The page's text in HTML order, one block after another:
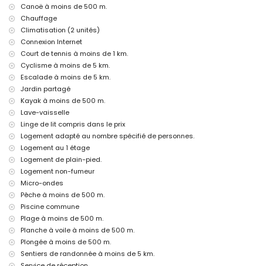
Installations et services inclus dans le prix de location de
l'appartement
internet (WiFi)
fer et planche à repasser
linge de lit et serviettes
service de réception et service d'urgence 24h/24
chauffage par air et climatisation
Installations et services à supplément
service d'aéroport
lit supplémentaire et lit bébé/lit enfant (sur demande)
Divertissements et activités de loisirs pour vos vacances à Javea,
Costa Blanca
boîte de nuit et bar (à moins de 500 mètres de la maison)
promenade (El Arenal) (à moins de 1000 mètres de la maison)
Sites et culture à Javea, Costa Blanca
église (Virgen del Loreto) (à moins de 1000 mètres de
l'hébergement)
musée (Historico de Javea), monument (Pueblo de Javea),
bâtiment architectural (Historico de Javea) et lieu historique
(Pueblo de Javea) (à moins de 5 kilomètres de l'hébergement)
ruine (Molinos del Viento et Javea) (à moins de 10 kilomètres de
Canoë à moins de 500 m.
Chauffage
Climatisation (2 unités)
Connexion Internet
Court de tennis à moins de 1 km.
Cyclisme à moins de 5 km.
Escalade à moins de 5 km.
Jardin partagé
Kayak à moins de 500 m.
Lave-vaisselle
Linge de lit compris dans le prix
Logement adapté au nombre spécifié de personnes.
Logement au 1 étage
Logement de plain-pied.
Logement non-fumeur
Micro-ondes
Pêche à moins de 500 m.
Piscine commune
Plage à moins de 500 m.
Planche à voile à moins de 500 m.
Plongée à moins de 500 m.
Sentiers de randonnée à moins de 5 km.